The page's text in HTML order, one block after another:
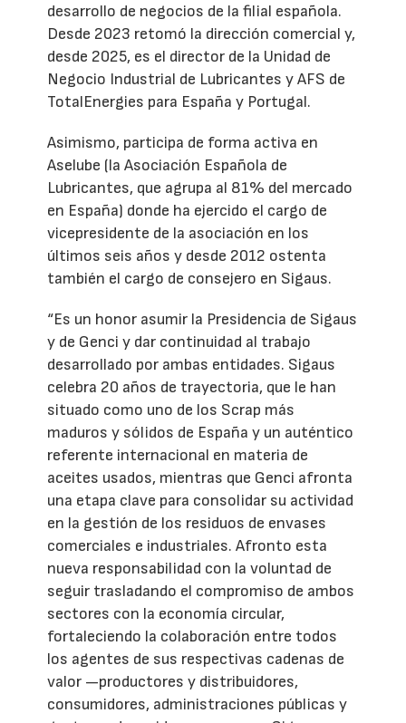
desarrollo de negocios de la filial española.
Desde 2023 retomó la dirección comercial y,
desde 2025, es el director de la Unidad de
Negocio Industrial de Lubricantes y AFS de
TotalEnergies para España y Portugal.
Asimismo, participa de forma activa en
Aselube (la Asociación Española de
Lubricantes, que agrupa al 81% del mercado
en España) donde ha ejercido el cargo de
vicepresidente de la asociación en los
últimos seis años y desde 2012 ostenta
también el cargo de consejero en Sigaus.
“Es un honor asumir la Presidencia de Sigaus
y de Genci y dar continuidad al trabajo
desarrollado por ambas entidades. Sigaus
celebra 20 años de trayectoria, que le han
situado como uno de los Scrap más
maduros y sólidos de España y un auténtico
referente internacional en materia de
aceites usados, mientras que Genci afronta
una etapa clave para consolidar su actividad
en la gestión de los residuos de envases
comerciales e industriales. Afronto esta
nueva responsabilidad con la voluntad de
seguir trasladando el compromiso de ambos
sectores con la economía circular,
fortaleciendo la colaboración entre todos
los agentes de sus respectivas cadenas de
valor —productores y distribuidores,
consumidores, administraciones públicas y